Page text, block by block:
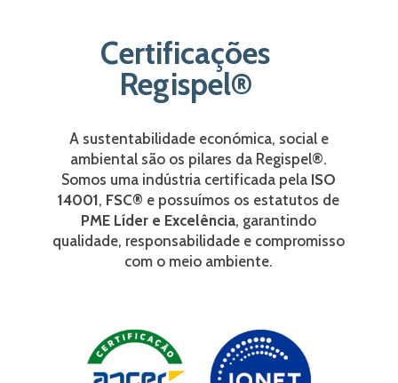
Certificações
Regispel®
A sustentabilidade económica, social e
ambiental são os pilares da Regispel®.
Somos uma indústria certificada pela ISO
14001, FSC® e possuímos os estatutos de
PME Líder e Excelência, garantindo
qualidade, responsabilidade e compromisso
com o meio ambiente.